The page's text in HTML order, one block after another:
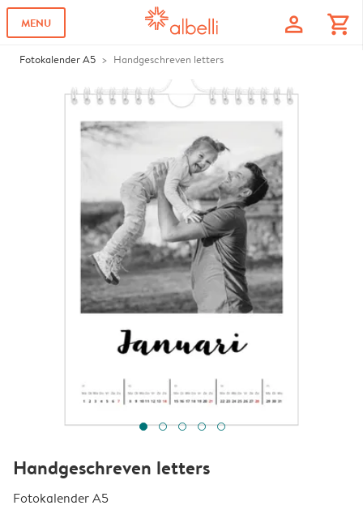
MENU profile shopping_cart
Fotokalender A5 Handgeschreven letters
Handgeschreven letters
Fotokalender A5